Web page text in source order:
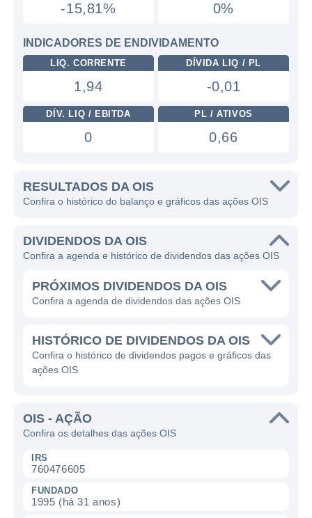
-15,81% 0%
INDICADORES DE ENDIVIDAMENTO
LIQ. CORRENTE
1,94
DÍVIDA LIQ / PL
-0,01
DÍV. LIQ / EBITDA
0
PL / ATIVOS
0,66
RESULTADOS DA OIS
Confira o histórico do balanço e gráficos das ações OIS
DIVIDENDOS DA OIS
Confira a agenda e histórico de dividendos das ações OIS
PRÓXIMOS DIVIDENDOS DA OIS
Confira a agenda de dividendos das ações OIS
HISTÓRICO DE DIVIDENDOS DA OIS
Confira o histórico de dividendos pagos e gráficos das
ações OIS
OIS - AÇÃO
Confira os detalhes das ações OIS
IRS
760476605
FUNDADO
1995 (há 31 anos)